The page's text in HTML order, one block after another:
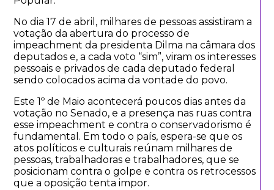
No dia 17 de abril, milhares de pessoas assistiram a
votação da abertura do processo de
impeachment da presidenta Dilma na câmara dos
deputados e, a cada voto “sim”, viram os interesses
pessoais e privados de cada deputado federal
sendo colocados acima da vontade do povo.
Este 1º de Maio acontecerá poucos dias antes da
votação no Senado, e a presença nas ruas contra
esse impeachment e contra o conservadorismo é
fundamental. Em todo o país, espera-se que os
atos políticos e culturais reúnam milhares de
pessoas, trabalhadoras e trabalhadores, que se
posicionam contra o golpe e contra os retrocessos
que a oposição tenta impor.